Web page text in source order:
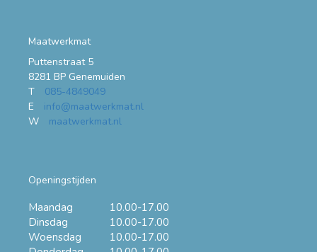
Maatwerkmat
Puttenstraat 5
8281 BP Genemuiden
T
085-4849049
E
info@maatwerkmat.nl
W
maatwerkmat.nl
Openingstijden
Maandag
10.00-17.00
Dinsdag
10.00-17.00
Woensdag
10.00-17.00